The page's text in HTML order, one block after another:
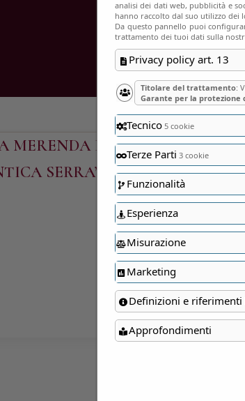
analisi dei dati web, pubblicità e
hanno raccolto dal suo utilizzo dei
Da questo pannello puoi
trattamento dei tuoi dati sulla
Privacy policy art. 13
Titolare del trattamento:
Garante per la protezione
Tecnico 5 cookie
Terze Parti 3 cookie
Funzionalità
Esperienza
Misurazione
Marketing
Definizioni e riferimenti
Approfondimenti